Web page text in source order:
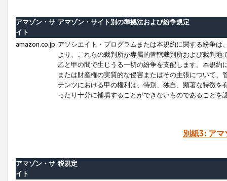
アマゾン・サ
イト
アマゾン・サイト別の準拠法および紛争規定
amazon.co.jp アソシエイト・プログラムまたは本規約に関する紛争
より、これらの裁判所が専属的管轄裁判所および裁判
乙と甲の間で生じうる一切の紛争を支配します。本規
または財産権の実質的な侵害またはその主張について
テンツにおける甲の権利は、特別、独自、顕著な特徴
ったり十分に補填することができないものであることを
別紙3: ア
アマゾン・サ
イト
税規定